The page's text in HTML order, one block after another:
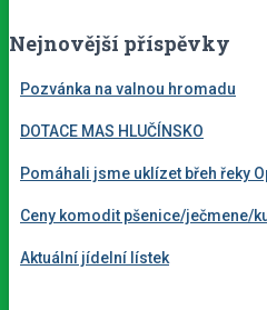
e
Nejnovější příspěvky
Pozvánka na valnou hromadu
DOTACE MAS HLUČÍNSKO
Pomáhali jsme uklízet břeh řeky
Ceny komodit pšenice/ječmene/
Aktuální jídelní lístek